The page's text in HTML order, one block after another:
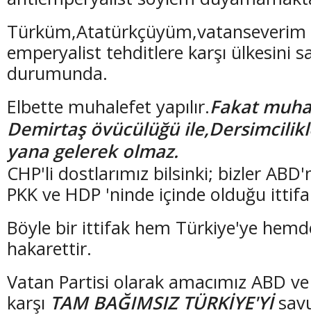
Türküm,Atatürkçüyüm,vatanseverim
emperyalist tehditlere karşı ülkesini
durumunda.
Elbette muhalefet yapılır.Fakat
Demirtaş övücülüğü
yana gelerek olmaz.
CHP'li dostlarımız bilsinki; bizler
PKK ve HDP 'ninde içinde olduğu
Böyle bir ittifak hem Türkiye'ye
hakarettir.
Vatan Partisi olarak amacımız ABD
karşı TAM BAĞIMSIZ TÜRKİYE'Yİ